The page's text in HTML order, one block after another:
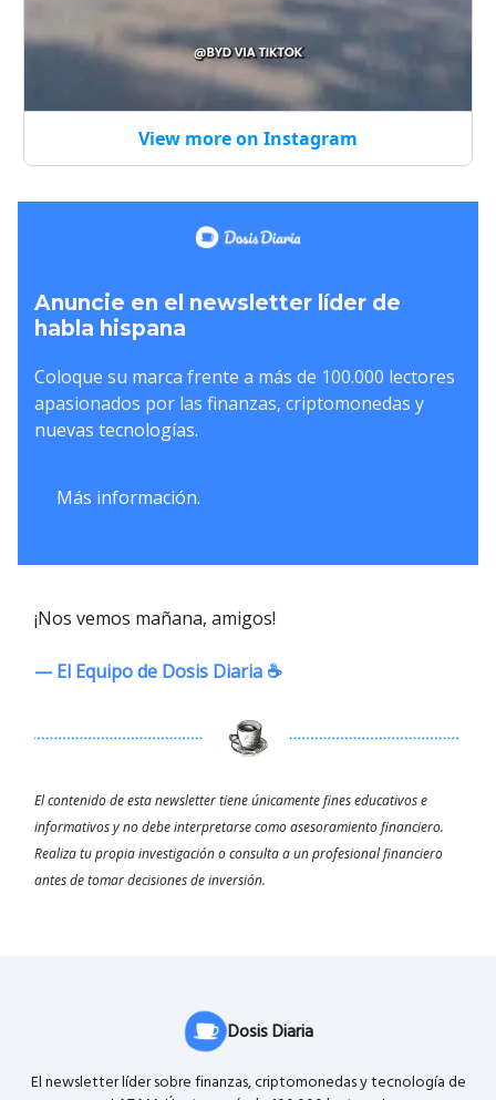
View more on Instagram
Anuncie en el newsletter líder de
habla hispana
Coloque su marca frente a más de 100.000 lectores
apasionados por las finanzas, criptomonedas y
nuevas tecnologías.
Más información.
¡Nos vemos mañana, amigos!
— El Equipo de Dosis Diaria ☕️
El contenido de esta newsletter tiene únicamente fines educativos e
informativos y no debe interpretarse como asesoramiento financiero.
Realiza tu propia investigación o consulta a un profesional financiero
antes de tomar decisiones de inversión.
Dosis Diaria
El newsletter líder sobre finanzas, criptomonedas y tecnología de